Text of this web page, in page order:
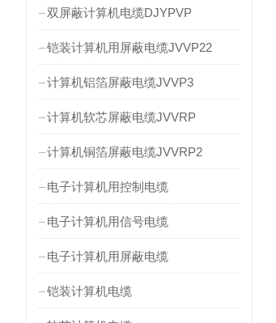
双屏蔽计算机电缆DJYPVP
铠装计算机用屏蔽电缆JVVP22
计算机铝箔屏蔽电缆JVVP3
计算机软芯屏蔽电缆JVVRP
计算机铜箔屏蔽电缆JVVRP2
电子计算机用控制电缆
电子计算机用信号电缆
电子计算机用屏蔽电缆
铠装计算机电缆